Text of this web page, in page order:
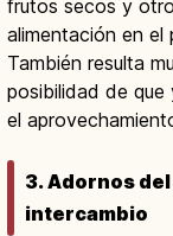
frutos secos y
alimentación en el
También resulta
posibilidad de que
el
3. Adornos
intercambio